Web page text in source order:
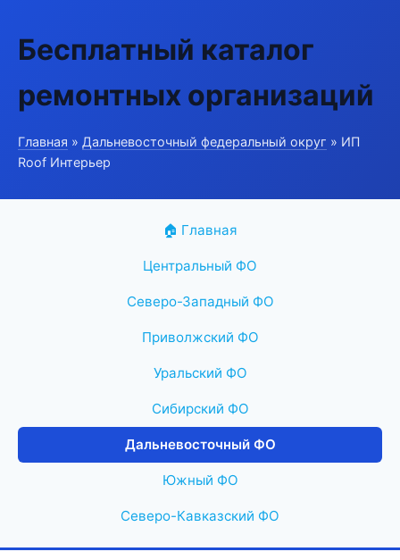
Бесплатный каталог
ремонтных организаций
Главная » Дальневосточный федеральный округ » ИП
Roof Интерьер
🏠 Главная
Центральный ФО
Северо-Западный ФО
Приволжский ФО
Уральский ФО
Сибирский ФО
Дальневосточный ФО
Южный ФО
Северо-Кавказский ФО